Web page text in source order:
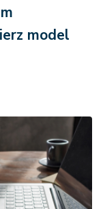
model